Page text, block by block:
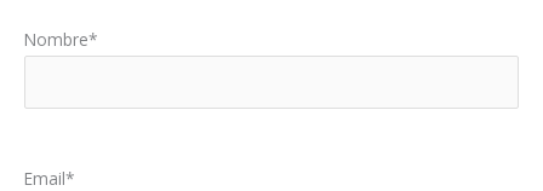
Nombre*
Email*